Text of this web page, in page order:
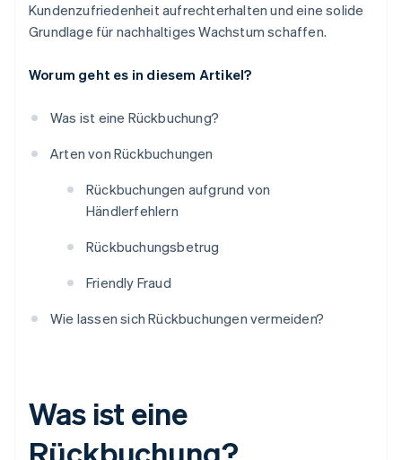
Kundenzufriedenheit aufrechterhalten und eine solide
Grundlage für nachhaltiges Wachstum schaffen.
Worum geht es in diesem Artikel?
Was ist eine Rückbuchung?
Arten von Rückbuchungen
Rückbuchungen aufgrund von
Händlerfehlern
Rückbuchungsbetrug
Friendly Fraud
Wie lassen sich Rückbuchungen vermeiden?
Was ist eine